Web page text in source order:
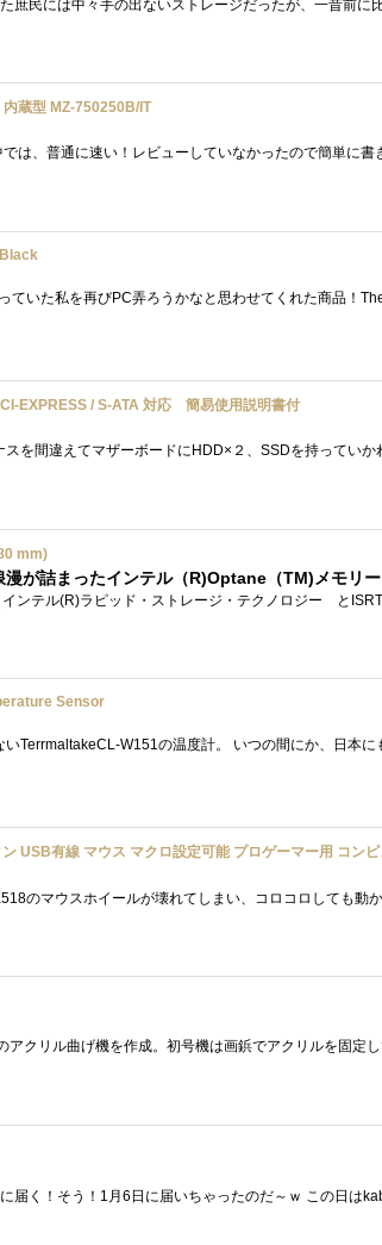
蔵型 MZ-750250B/IT
EXPRESS / S-ATA 対応 簡易使用説明書付
mm)
が詰まったインテル（R)Optane（TM)メモリー
Sensor